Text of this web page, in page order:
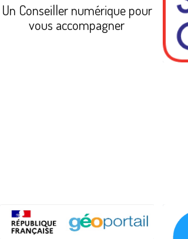
Un Conseiller numérique pour
vous accompagner